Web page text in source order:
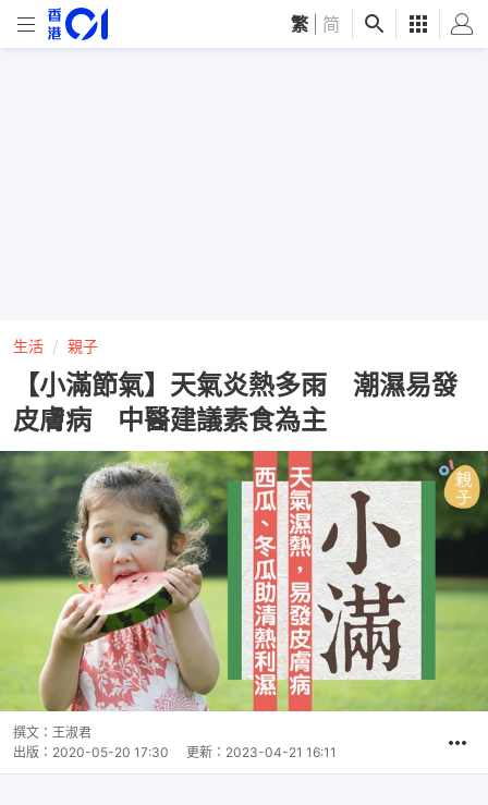
繁 简
生活 親子
【小滿節氣】天氣炎熱多雨 潮濕易發
皮膚病 中醫建議素食為主
撰文： 王淑君
出版： 2020-05-20 17:30 更新： 2023-04-21 16:11